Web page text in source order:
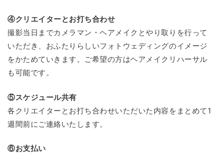
④クリエイターとお打ち合わせ
撮影当日までカメラマン・ヘアメイクとやり取りを行って
いただき、おふたりらしいフォトウェディングのイメージ
をかためていきます。ご希望の方はヘアメイクリハーサル
も可能です。
⑤スケジュール共有
各クリエイターとお打ち合わせいただいた内容をまとめて1
週間前にご連絡いたします。
⑥お支払い